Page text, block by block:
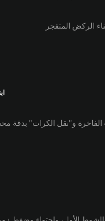
الركض المتفجر
الفاخرة و"نقل الكرات" بدقة